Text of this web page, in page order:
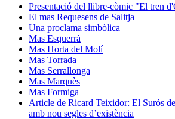
Presentació del llibre-còmic "El tren
El mas Requesens de Salitja
Una proclama simbòlica
Mas Esquerrà
Mas Horta del Molí
Mas Torrada
Mas Serrallonga
Mas Marquès
Mas Formiga
Article de Ricard Teixidor: El Surós
amb nou segles d’existència